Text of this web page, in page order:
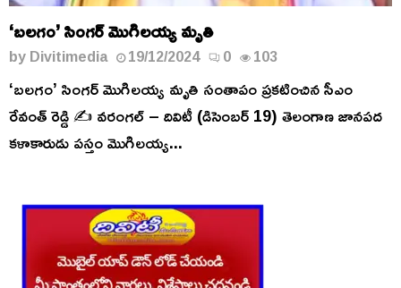
‘బలగం’ సింగర్ మొగిలయ్య మృతి
byDivitimedia 19/12/2024 0 103
‘బలగం’ సింగర్ మొగిలయ్య మృతి సంతాపం ప్రకటించిన సీఎం
రేవంత్ రెడ్డి ✍️ వరంగల్ – దివిటీ (డిసెంబర్ 19) తెలంగాణ జానపద
కళాకారుడు పస్తం మొగిలయ్య...